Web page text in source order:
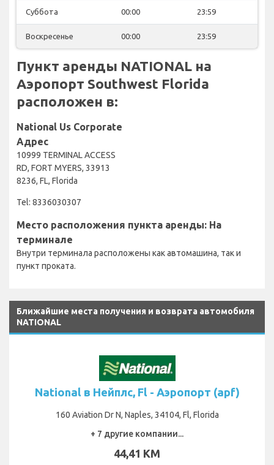
Суббота 00:00 23:59
Воскресенье 00:00 23:59
Пункт аренды NATIONAL на
Аэропорт Southwest Florida
расположен в:
National Us Corporate
Адрес
10999 TERMINAL ACCESS
RD, FORT MYERS, 33913
8236, FL, Florida
Tel: 8336030307
Место расположения пункта аренды: На
терминале
Внутри терминала расположены как автомашина, так и
пункт проката.
Ближайшие места получения и возврата автомобиля
NATIONAL
National в Нейплс, Fl - Аэропорт (apf)
160 Aviation Dr N, Naples, 34104, Fl, Florida
+ 7 другие компании...
44,41 KM